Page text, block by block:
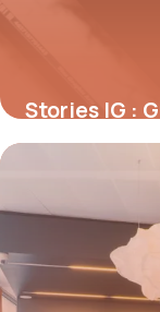
Stories IG :
Stories 2026